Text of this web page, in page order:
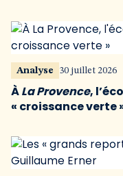
Analyse 30 juillet 2026
ÀLa Provence,
« croissance verte